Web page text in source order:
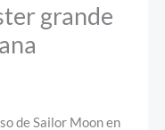
grande
de Sailor Moon en